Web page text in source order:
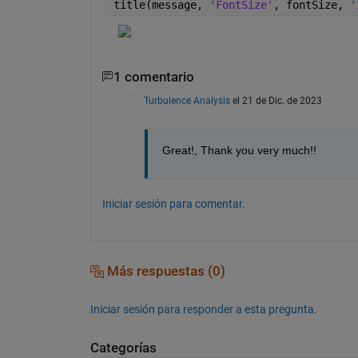
title(message, 'FontSize' , fontSize,
1 comentario
Turbulence Analysis el 21 de Dic. de 2023
Great!, Thank you very much!!
Iniciar sesión para comentar.
Más respuestas (0)
Iniciar sesión para responder a esta pregunta.
Categorías